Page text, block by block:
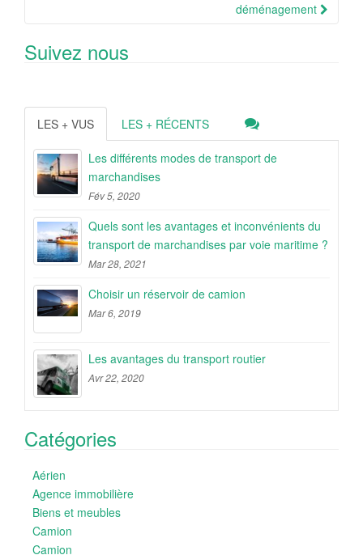
déménagement
Suivez nous
LES + VUS LES + RÉCENTS
Les différents modes de transport de
marchandises
Fév 5, 2020
Quels sont les avantages et inconvénients du
transport de marchandises par voie maritime ?
Mar 28, 2021
Choisir un réservoir de camion
Mar 6, 2019
Les avantages du transport routier
Avr 22, 2020
Catégories
Aérien
Agence immobilière
Biens et meubles
Camion
Camion